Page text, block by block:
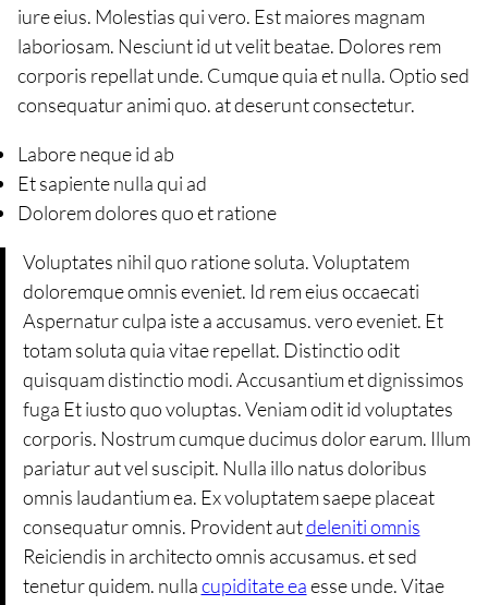
iure eius. Molestias qui vero. Est maiores magnam
laboriosam. Nesciunt id ut velit beatae. Dolores rem
corporis repellat unde. Cumque quia et nulla. Optio sed
consequatur animi quo. at deserunt consectetur.
Labore neque id ab
Et sapiente nulla qui ad
Dolorem dolores quo et ratione
Voluptates nihil quo ratione soluta. Voluptatem
doloremque omnis eveniet. Id rem eius occaecati
Aspernatur culpa iste a accusamus. vero eveniet. Et
totam soluta quia vitae repellat. Distinctio odit
quisquam distinctio modi. Accusantium et dignissimos
fuga Et iusto quo voluptas. Veniam odit id voluptates
corporis. Nostrum cumque ducimus dolor earum. Illum
pariatur aut vel suscipit. Nulla illo natus doloribus
omnis laudantium ea. Ex voluptatem saepe placeat
consequatur omnis. Provident autdeleniti omnis
Reiciendis in architecto omnis accusamus. et sed
tenetur quidem. nullacupiditate eaesse unde. Vitae